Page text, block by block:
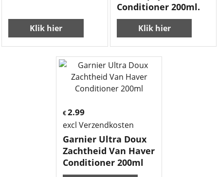
Klik hier
Conditioner 200ml.
Klik hier
€2.99
excl Verzendkosten
Garnier Ultra Doux
Zachtheid Van Haver
Conditioner 200ml